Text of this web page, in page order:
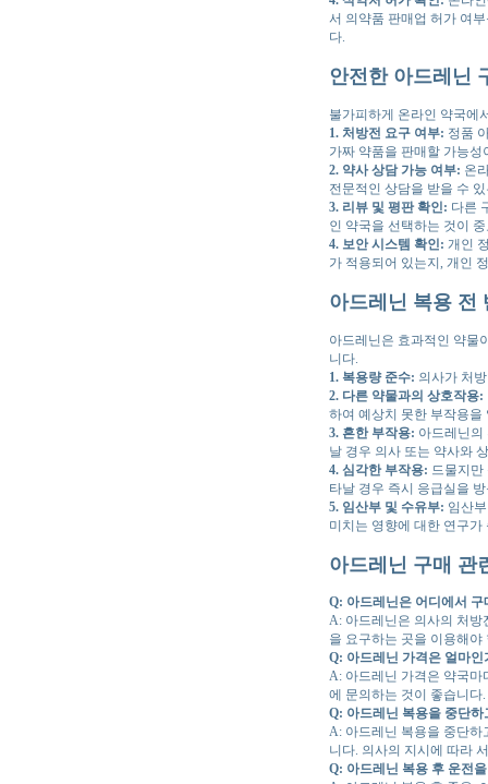
서 의약품 판매업 허가 여
다.
안전한 아드레닌
불가피하게 온라인 약국에
1. 처방전 요구 여부: 정품
가짜 약품을 판매할 가능
2. 약사 상담 가능 여부: 온
전문적인 상담을 받을 수
3. 리뷰 및 평판 확인: 다른
인 약국을 선택하는 것이
4. 보안 시스템 확인: 개인
가 적용되어 있는지, 개인
아드레닌 복용 전
아드레닌은 효과적인 약물
니다.
1. 복용량 준수: 의사가 처
2. 다른 약물과의 상호작용:
하여 예상치 못한 부작용을
3. 흔한 부작용: 아드레닌의
날 경우 의사 또는 약사와
4. 심각한 부작용: 드물지
타날 경우 즉시 응급실을
5. 임산부 및 수유부: 임산
미치는 영향에 대한 연구가
아드레닌 구매 관
Q: 아드레닌은 어디에서 구
A: 아드레닌은 의사의 처방
을 요구하는 곳을 이용해야
Q: 아드레닌 가격은 얼마인
A: 아드레닌 가격은 약국마
에 문의하는 것이 좋습니다.
Q: 아드레닌 복용을 중단
A: 아드레닌 복용을 중단하
니다. 의사의 지시에 따라
Q: 아드레닌 복용 후 운전